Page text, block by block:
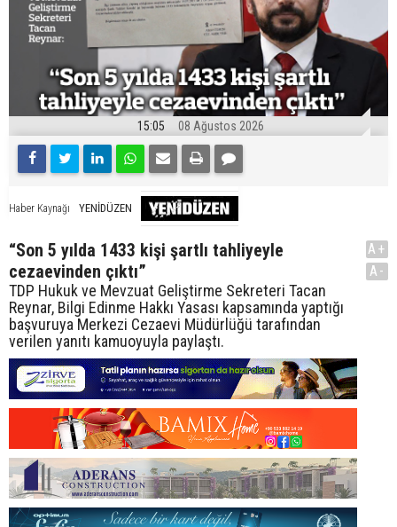
15:05 08 Ağustos 2026
Haber Kaynağı YENİDÜZEN
“Son 5 yılda 1433 kişi şartlı tahliyeyle
cezaevinden çıktı”
TDP Hukuk ve Mevzuat Geliştirme Sekreteri Tacan
Reynar, Bilgi Edinme Hakkı Yasası kapsamında yaptığı
başvuruya Merkezi Cezaevi Müdürlüğü tarafından
verilen yanıtı kamuoyuyla paylaştı.
A+
A-